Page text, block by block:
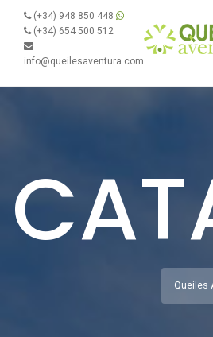
(+34) 948 850 448
(+34) 654 500 512
info@queilesaventura.com
Queiles